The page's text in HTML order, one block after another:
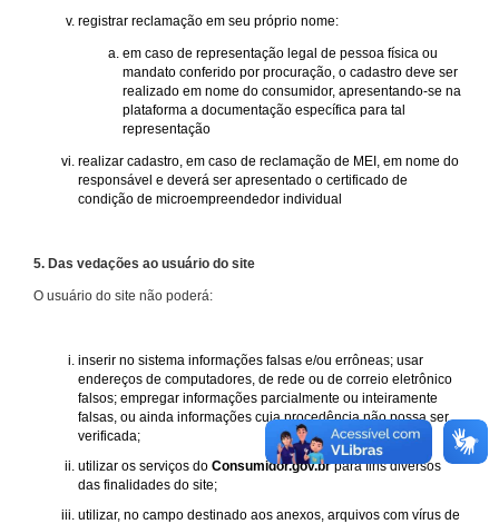
registrar reclamação em seu próprio nome:
em caso de representação legal de pessoa física ou
mandato conferido por procuração, o cadastro deve ser
realizado em nome do consumidor, apresentando-se na
plataforma a documentação específica para tal
representação
realizar cadastro, em caso de reclamação de MEI, em nome do
responsável e deverá ser apresentado o certificado de
condição de microempreendedor individual
5. Das vedações ao usuário do site
O usuário do site não poderá:
inserir no sistema informações falsas e/ou errôneas; usar
endereços de computadores, de rede ou de correio eletrônico
falsos; empregar informações parcialmente ou inteiramente
falsas, ou ainda informações cuja procedência não possa ser
verificada;
utilizar os serviços do Consumidor.gov.brpara fins diversos
das finalidades do site;
utilizar, no campo destinado aos anexos, arquivos com vírus de